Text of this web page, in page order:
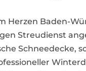
Herzen Baden-
Streudienst
Schneedecke,